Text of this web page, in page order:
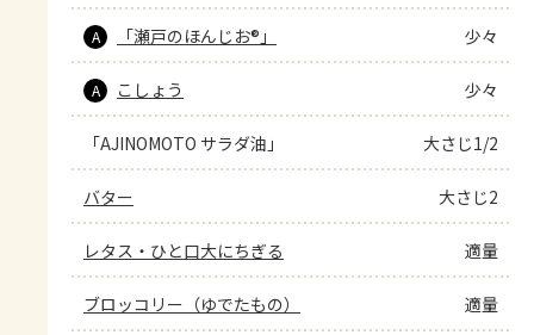
A 「瀬戸のほんじお®」 少々
A こしょう 少々
「AJINOMOTO サラダ油」 大さじ1/2
バター 大さじ2
レタス・ひと口大にちぎる 適量
ブロッコリー（ゆでたもの） 適量